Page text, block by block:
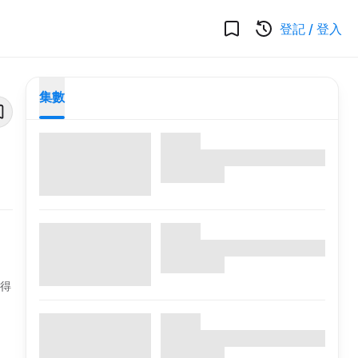
登記 / 登入
集數